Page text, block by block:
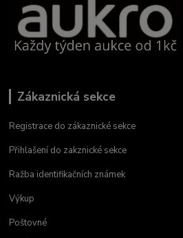
Zákaznická sekce
Registrace do zákaznické sekce
Přihlašení do zakznické sekce
Ražba identifikačních známek
Výkup
Poštovné